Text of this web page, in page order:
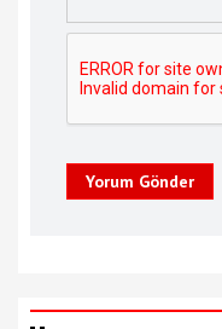
Yorum Gönder